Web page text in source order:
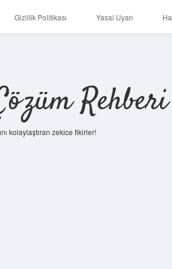
Gizlilik Politikası Yasal Uyarı
Rehberi
kolaylaştıran zekice fikirler!